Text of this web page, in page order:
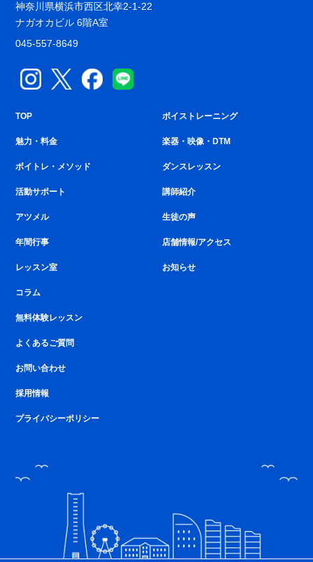
神奈川県横浜市西区北幸2-1-22
ナガオカビル 6階A室
045-557-8649
TOP
魅力・料金
ボイトレ・メソッド
活動サポート
アツメル
年間行事
レッスン室
ボイストレーニング
楽器・映像・DTM
ダンスレッスン
講師紹介
生徒の声
店舗情報/アクセス
お知らせ
コラム
無料体験レッスン
よくあるご質問
お問い合わせ
採用情報
プライバシーポリシー